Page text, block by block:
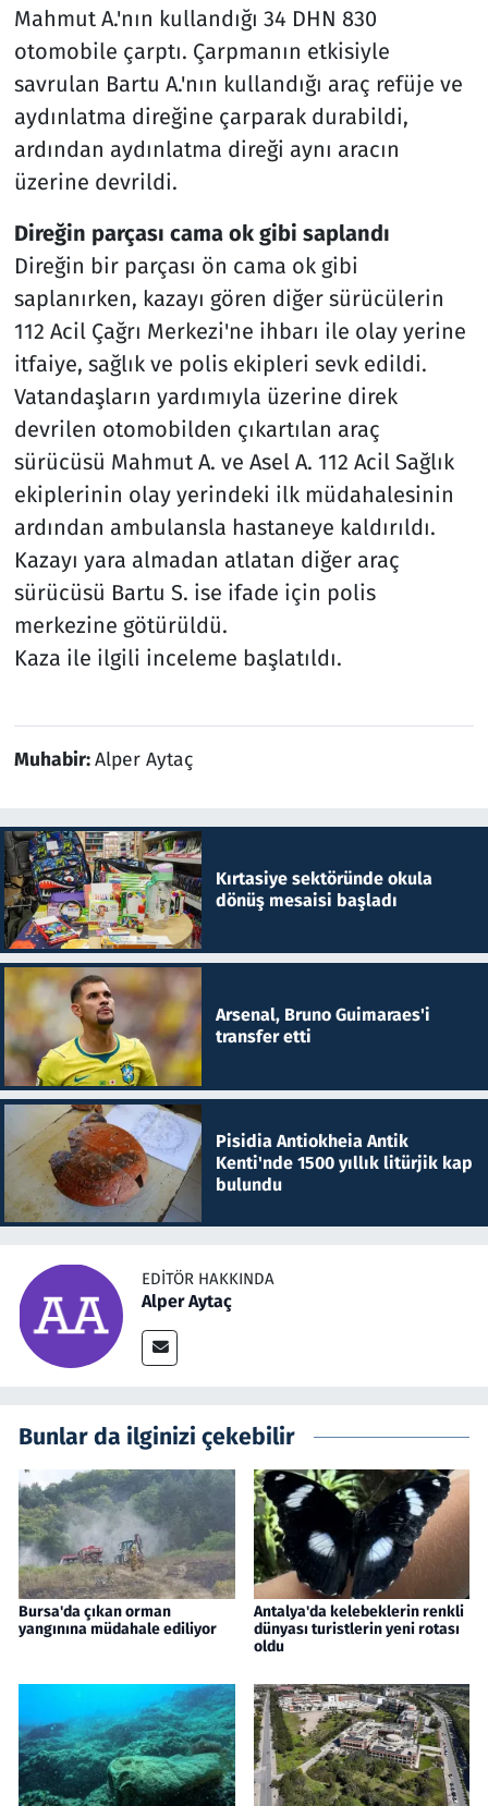
Mahmut A.'nın kullandığı 34 DHN 830
otomobile çarptı. Çarpmanın etkisiyle
savrulan Bartu A.'nın kullandığı araç refüje ve
aydınlatma direğine çarparak durabildi,
ardından aydınlatma direği aynı aracın
üzerine devrildi.
Direğin parçası cama ok gibi saplandı
Direğin bir parçası ön cama ok gibi
saplanırken, kazayı gören diğer sürücülerin
112 Acil Çağrı Merkezi'ne ihbarı ile olay yerine
itfaiye, sağlık ve polis ekipleri sevk edildi.
Vatandaşların yardımıyla üzerine direk
devrilen otomobilden çıkartılan araç
sürücüsü Mahmut A. ve Asel A. 112 Acil Sağlık
ekiplerinin olay yerindeki ilk müdahalesinin
ardından ambulansla hastaneye kaldırıldı.
Kazayı yara almadan atlatan diğer araç
sürücüsü Bartu S. ise ifade için polis
merkezine götürüldü.
Kaza ile ilgili inceleme başlatıldı.
Muhabir:Alper Aytaç
Kırtasiye sektöründe okula
dönüş mesaisi başladı
Arsenal, Bruno Guimaraes'i
transfer etti
Pisidia Antiokheia Antik
Kenti'nde 1500 yıllık litürjik kap
bulundu
EDITÖR HAKKINDA
Alper Aytaç
Bunlar da ilginizi çekebilir
Bursa'da çıkan orman
yangınına müdahale ediliyor
Antalya'da kelebeklerin renkli
dünyası turistlerin yeni rotası
oldu